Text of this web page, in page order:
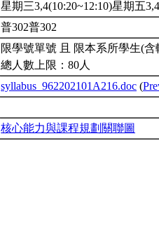
星期三3,4(10:20~12:10)星期五
普302普302
限學號單號 且 限本系所學生(
總人數上限：80人
syllabus_962202101A216.doc (
核心能力與課程規劃關聯圖